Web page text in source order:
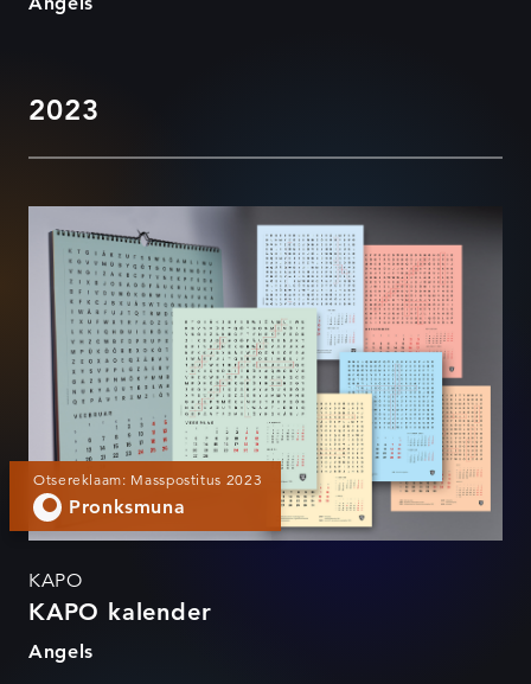
2023
KAPO kalender
Otsereklaam: Masspostitus 2023
Pronksmuna
KAPO
KAPO kalender
Angels